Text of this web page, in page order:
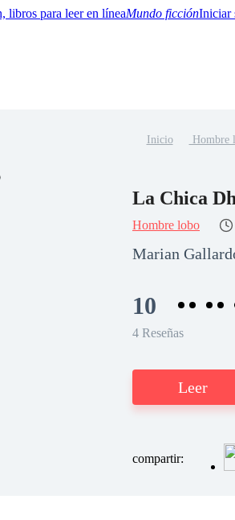
Mundo ficciónIniciar
Inicio Hombre
La Chica
Hombre lobo
Marian
10
4 Reseñas
Leer
compartir: